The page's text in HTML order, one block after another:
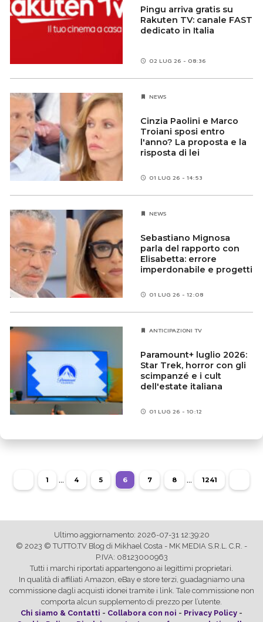
Pingu arriva gratis su
Rakuten TV: canale FAST
dedicato in Italia
02 LUG 26 - 08:36
NEWS
Cinzia Paolini e Marco
Troiani sposi entro
l'anno? La proposta e la
risposta di lei
01 LUG 26 - 14:53
NEWS
Sebastiano Mignosa
parla del rapporto con
Elisabetta: errore
imperdonabile e progetti
01 LUG 26 - 12:08
ANTICIPAZIONI TV
Paramount+ luglio 2026:
Star Trek, horror con gli
scimpanzé e i cult
dell'estate italiana
01 LUG 26 - 10:12
1 ... 4 5 6 7 8 ... 1241
Ultimo aggiornamento: 2026-07-31 12:39:20
© 2023 © TUTTO.TV Blog di Mikhael Costa - MK MEDIA S.R.L. C.R. -
P.IVA: 08123000963
Tutti i marchi riportati appartengono ai legittimi proprietari.
In qualità di affiliati Amazon, eBay e store terzi, guadagniamo una
commissione dagli acquisti idonei tramite i link. Tale commissione non
comporta alcun supplemento di prezzo per l’utente.
Chi siamo & Contatti - Collabora con noi - Privacy Policy -